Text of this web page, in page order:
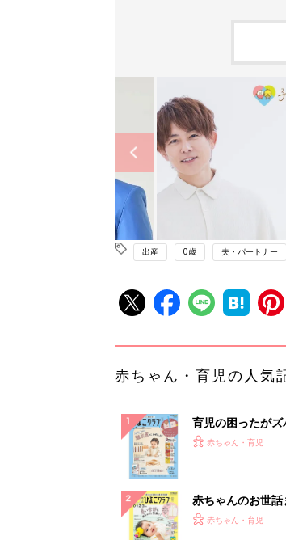
出産 0歳 夫・パートナー
赤ちゃん・育児の人気
育児の困ったが
『ひよこクラブ
赤ちゃん・育児
赤ちゃんのお世
てのひよこクラブ
赤ちゃん・育児